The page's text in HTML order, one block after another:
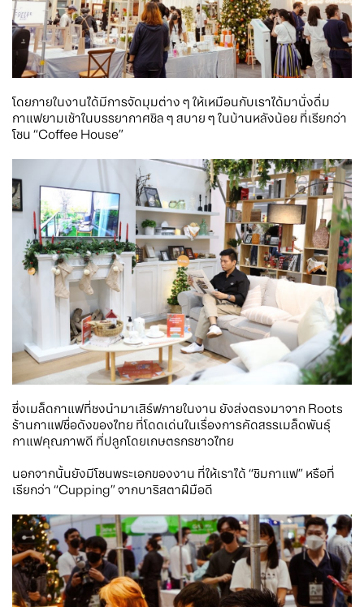
โดยภายในงานได้มีการจัดมุมต่าง ๆ ให้เหมือนกับเราได้มานั่งดื่ม
กาแฟยามเช้าในบรรยากาศชิล ๆ สบาย ๆ ในบ้านหลังน้อย ที่เรียกว่า
โซน “Coffee House”
ซึ่งเมล็ดกาแฟที่ชงนำมาเสิร์ฟภายในงาน ยังส่งตรงมาจาก Roots
ร้านกาแฟชื่อดังของไทย ที่โดดเด่นในเรื่องการคัดสรรเมล็ดพันธุ์
กาแฟคุณภาพดี ที่ปลูกโดยเกษตรกรชาวไทย
นอกจากนั้นยังมีโซนพระเอกของงาน ที่ให้เราได้ “ชิมกาแฟ” หรือที่
เรียกว่า “Cupping” จากบาริสตาฝีมือดี